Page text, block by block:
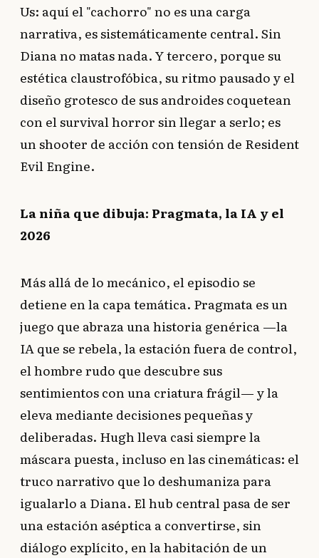
Us: aquí el "cachorro" no es una carga
narrativa, es sistemáticamente central. Sin
Diana no matas nada. Y tercero, porque su
estética claustrofóbica, su ritmo pausado y el
diseño grotesco de sus androides coquetean
con el survival horror sin llegar a serlo; es
un shooter de acción con tensión de Resident
Evil Engine.
La niña que dibuja: Pragmata, la IA y el
2026
Más allá de lo mecánico, el episodio se
detiene en la capa temática. Pragmata es un
juego que abraza una historia genérica —la
IA que se rebela, la estación fuera de control,
el hombre rudo que descubre sus
sentimientos con una criatura frágil— y la
eleva mediante decisiones pequeñas y
deliberadas. Hugh lleva casi siempre la
máscara puesta, incluso en las cinemáticas: el
truco narrativo que lo deshumaniza para
igualarlo a Diana. El hub central pasa de ser
una estación aséptica a convertirse, sin
diálogo explícito, en la habitación de un